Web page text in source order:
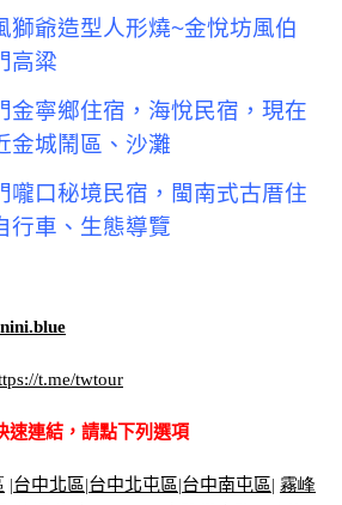
獅爺造型人形燒~金悅坊風伯
高粱
金寧鄉住宿，海悅民宿，現在
金城鬧區、沙灘
嚨口秘境民宿，閩南式古厝住
行車、生態導覽
t.me/twtour
速連結，請點下列選項
|台中北區|台中北屯區|台中南屯區| 霧峰